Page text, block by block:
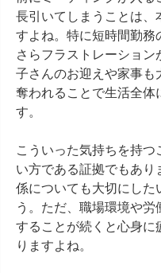
長引いてしまうことは、
すよね。特に短時間勤務
さらフラストレーショ
子さんのお迎えや家事も
奪われることで生活全体
す。
こういった気持ちを持
い方である証拠でもあり
係についても大切にした
う。ただ、職場環境や
することが続くと心身に
りますよね。